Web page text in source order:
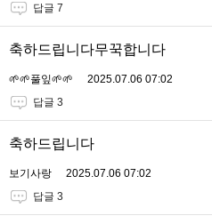
답글 7
축하드립니다무꾹합니다
🌱🌱풀잎🌱🌱
2025.07.06 07:02
답글 3
축하드립니다
보기사랑
2025.07.06 07:02
답글 3